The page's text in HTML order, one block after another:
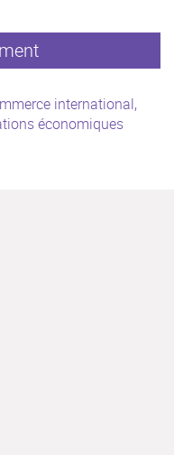
international,
économiques